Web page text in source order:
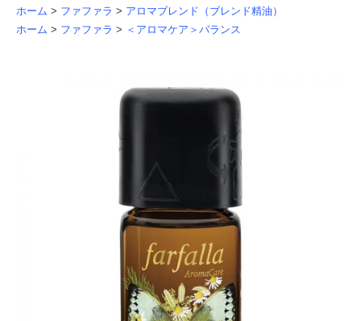
ホーム > ファファラ > アロマブレンド（ブレンド精油）
ホーム > ファファラ > ＜アロマケア＞バランス